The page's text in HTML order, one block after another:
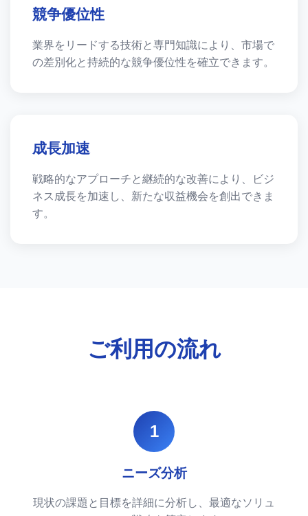
競争優位性
業界をリードする技術と専門知識により、市場で
の差別化と持続的な競争優位性を確立できます。
成長加速
戦略的なアプローチと継続的な改善により、ビジ
ネス成長を加速し、新たな収益機会を創出できま
す。
ご利用の流れ
1
ニーズ分析
現状の課題と目標を詳細に分析し、最適なソリュ